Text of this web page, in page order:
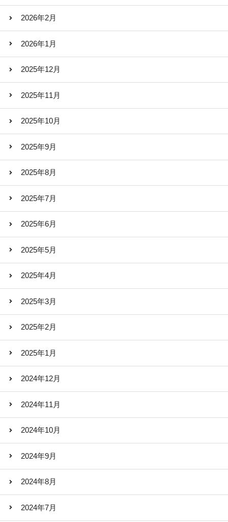
2026年2月
2026年1月
2025年12月
2025年11月
2025年10月
2025年9月
2025年8月
2025年7月
2025年6月
2025年5月
2025年4月
2025年3月
2025年2月
2025年1月
2024年12月
2024年11月
2024年10月
2024年9月
2024年8月
2024年7月